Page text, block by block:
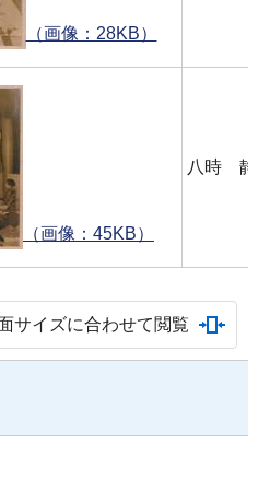
（画像：28KB）
（画像：45KB）
八時 静
サイズに合わせて閲覧